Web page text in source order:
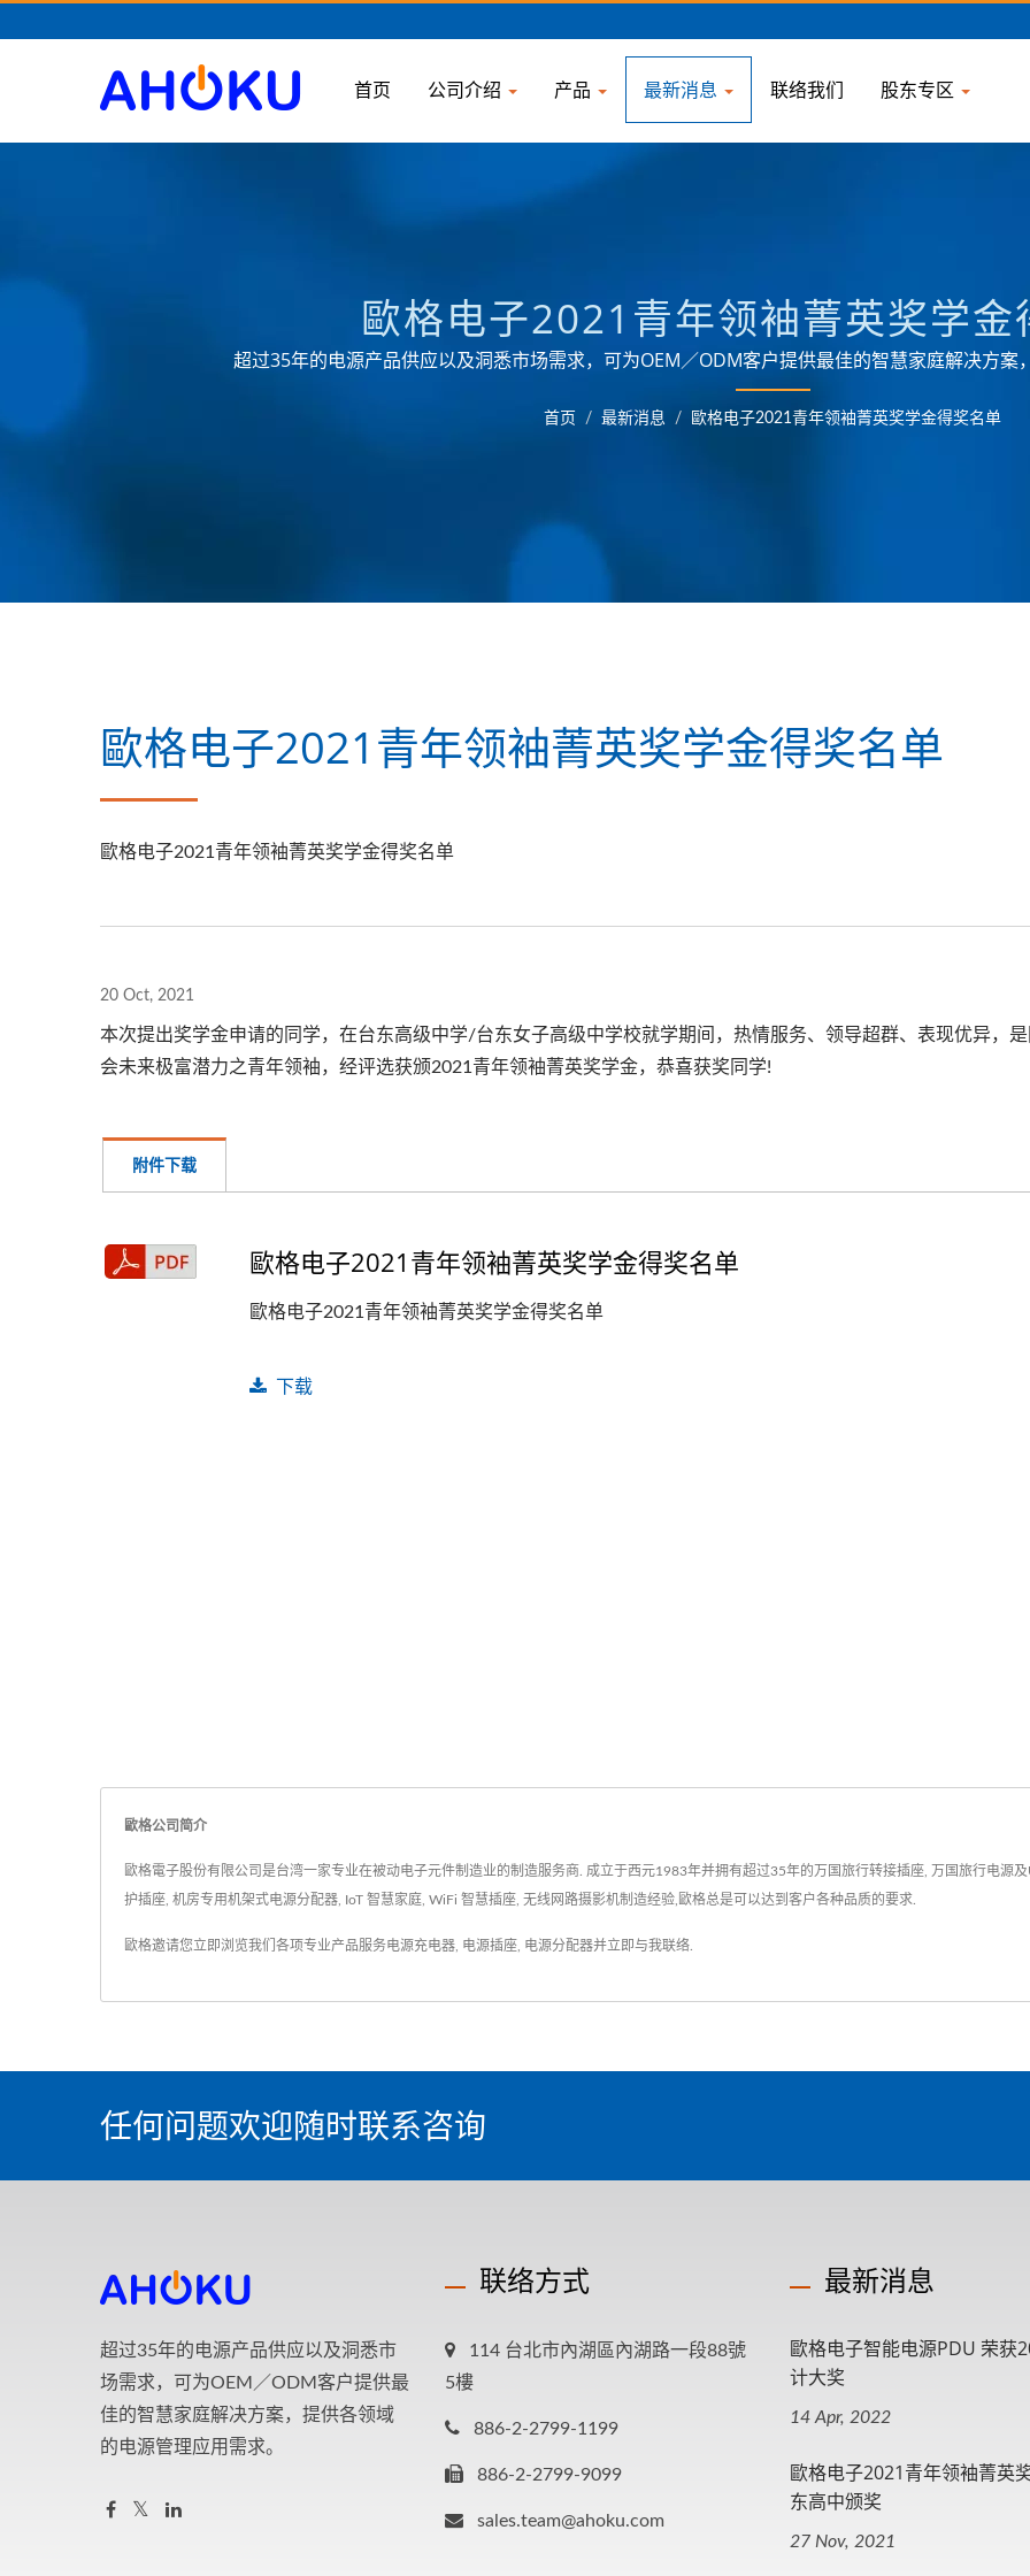
首页 公司介绍 产品 最新消息 联络我们 股东专区
歐格电子2021青年领袖菁英奖学金
超过35年的电源产品供应以及洞悉市场需求，可为OEM／ODM客户提供最佳的智慧家庭解决方案
首页 / 最新消息 / 歐格电子2021青年领袖菁英奖学金得奖名单
歐格电子2021青年领袖菁英奖学金得奖名单
歐格电子2021青年领袖菁英奖学金得奖名单
20 Oct, 2021
本次提出奖学金申请的同学，在台东高级中学/台东女子高级中学校就学期间，热情服务、领导超群、表现优异，
会未来极富潜力之青年领袖，经评选获颁2021青年领袖菁英奖学金，恭喜获奖同学!
附件下载
歐格电子2021青年领袖菁英奖学金得奖名单
歐格电子2021青年领袖菁英奖学金得奖名单
下载
美式/欧式PDU机柜电源分配
器
30WPD 旅行转换器
歐格公司简介
歐格電子股份有限公司是台湾一家专业在被动电子元件制造业的制造服务商. 成立于西元1983年并拥有超过35年的万国旅行转接插座, 万国旅行电源
护插座, 机房专用机架式电源分配器, IoT 智慧家庭, WiFi 智慧插座, 无线网路摄影机制造经验,歐格总是可以达到客户各种品质的要求.
歐格邀请您立即浏览我们各项专业产品服务电源充电器 电源插座 电源分配器并立即与我联络
任何问题欢迎随时联系咨询
超过35年的电源产品供应以及洞悉市
场需求，可为OEM／ODM客户提供最
佳的智慧家庭解决方案，提供各领域
的电源管理应用需求。
联络方式
114 台北市內湖區內湖路一段88號
5樓
886-2-2799-1199
886-2-2799-9099
sales.team@ahoku.com
最新消息
歐格电子智能电源PDU 荣获
计大奖
14 Apr, 2022
歐格电子2021青年领袖菁英
东高中颁奖
27 Nov, 2021